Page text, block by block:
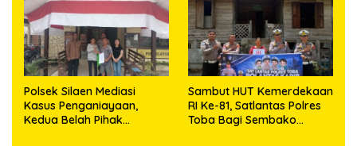
Polsek Silaen Mediasi
Kasus Penganiayaan,
Kedua Belah Pihak
Sambut HUT Kemerdekaan
RI Ke-81, Satlantas Polres
Toba Bagi Sembako